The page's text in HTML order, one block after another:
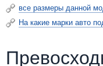
все размеры данной
На какие марки авто